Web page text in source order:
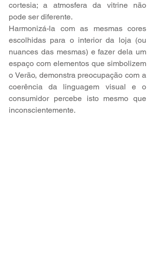
cortesia; a atmosfera da vitrine não
pode ser diferente.
Harmonizá-la com as mesmas cores
escolhidas para o interior da loja (ou
nuances das mesmas) e fazer dela um
espaço com elementos que simbolizem
o Verão, demonstra preocupação com a
coerência da linguagem visual e o
consumidor percebe isto mesmo que
inconscientemente.